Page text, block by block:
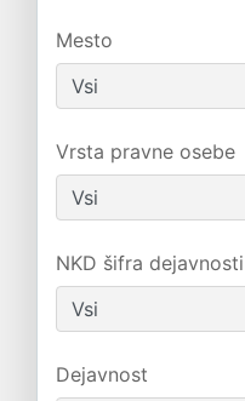
Mesto
Vrsta pravne osebe
NKD šifra dejavnosti
Dejavnost